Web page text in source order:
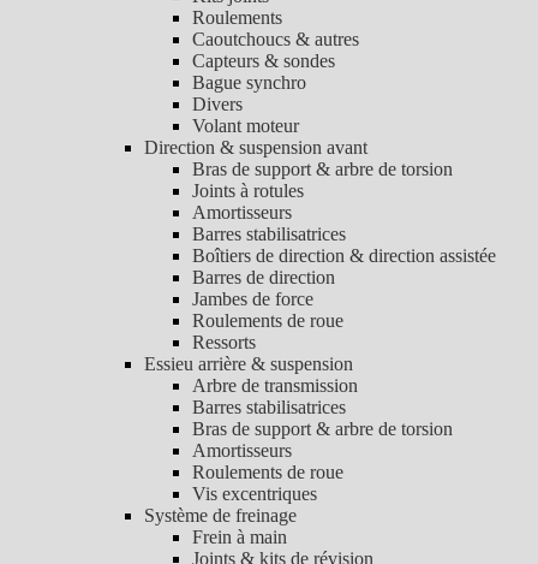
Roulements
Caoutchoucs & autres
Capteurs & sondes
Bague synchro
Divers
Volant moteur
Direction & suspension avant
Bras de support & arbre de torsion
Joints à rotules
Amortisseurs
Barres stabilisatrices
Boîtiers de direction & direction assistée
Barres de direction
Jambes de force
Roulements de roue
Ressorts
Essieu arrière & suspension
Arbre de transmission
Barres stabilisatrices
Bras de support & arbre de torsion
Amortisseurs
Roulements de roue
Vis excentriques
Système de freinage
Frein à main
Joints & kits de révision